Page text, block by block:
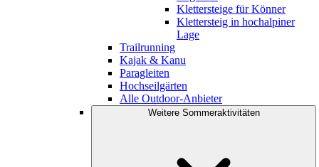
Klettersteige für Könner
Klettersteig in hochalpiner
Lage
Trailrunning
Kajak & Kanu
Paragleiten
Hochseilgärten
Alle Outdoor-Anbieter
Weitere Sommeraktivitäten